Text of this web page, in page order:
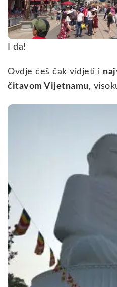
I da!
Ovdje ćeš čak vidjeti i
čitavom Vijetnamu,